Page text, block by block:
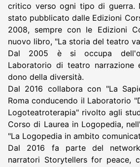
critico verso ogni tipo di guerra.
stato pubblicato dalle Edizioni
2008, sempre con le Edizioni
nuovo libro, "La storia del teatro
Dal 2005 è si occupa
Laboratorio di teatro narrazione
dono della diversità.
Dal 2016 collabora con "La
Roma conducendo il Laboratorio
Logoteatroterapia" rivolto agli
Corso di Laurea in Logopedia,
"La Logopedia in ambito
Dal 2016 fa parte del
narratori Storytellers for peace,